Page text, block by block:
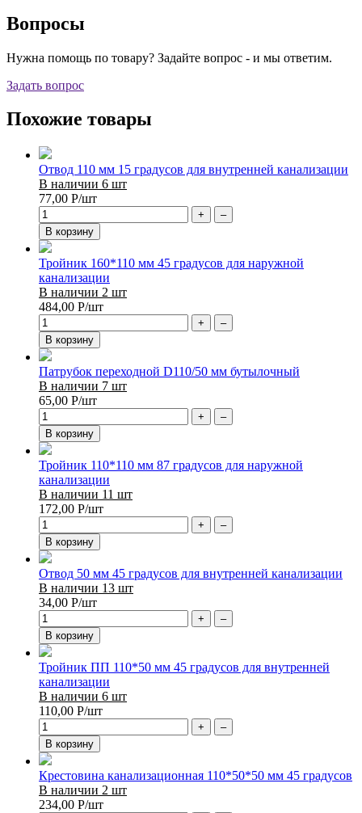
Вопросы
Нужна помощь по товару? Задайте вопрос - и мы ответим.
Задать вопрос
Похожие товары
Отвод 110 мм 15 градусов для внутренней канализации
В наличии 6 шт
77,00 Р/шт
+
–
В корзину
Тройник 160*110 мм 45 градусов для наружной
канализации
В наличии 2 шт
484,00 Р/шт
+
–
В корзину
Патрубок переходной D110/50 мм бутылочный
В наличии 7 шт
65,00 Р/шт
+
–
В корзину
Тройник 110*110 мм 87 градусов для наружной
канализации
В наличии 11 шт
172,00 Р/шт
+
–
В корзину
Отвод 50 мм 45 градусов для внутренней канализации
В наличии 13 шт
34,00 Р/шт
+
–
В корзину
Тройник ПП 110*50 мм 45 градусов для внутренней
канализации
В наличии 6 шт
110,00 Р/шт
+
–
В корзину
Крестовина канализационная 110*50*50 мм 45 градусов
В наличии 2 шт
234,00 Р/шт